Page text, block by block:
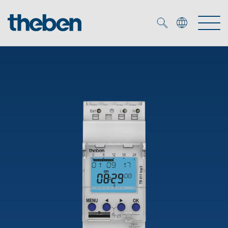
Smart Home
Aanwezigheids- en bewegingsmelders
OEM-oplossingen
Tijd- en lichtregeling
DALI-2 lichtregeling